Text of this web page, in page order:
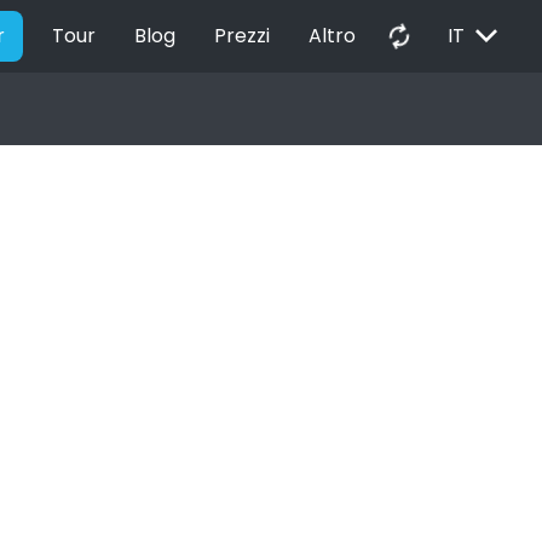
Tour Blog Prezzi Altro autorenew IT EXPAND_MORE